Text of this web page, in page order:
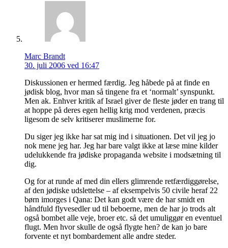
Marc Brandt
30. juli 2006 ved 16:47
Diskussionen er hermed færdig. Jeg håbede på at finde en
jødisk blog, hvor man så tingene fra et ‘normalt’ synspunkt.
Men ak. Enhver kritik af Israel giver de fleste jøder en trang til
at hoppe på deres egen hellig krig mod verdenen, præcis
ligesom de selv kritiserer muslimerne for.
Du siger jeg ikke har sat mig ind i situationen. Det vil jeg jo
nok mene jeg har. Jeg har bare valgt ikke at læse mine kilder
udelukkende fra jødiske propaganda website i modsætning til
dig.
Og for at runde af med din ellers glimrende retfærdiggørelse,
af den jødiske udslettelse – af eksempelvis 50 civile heraf 22
børn imorges i Qana: Det kan godt være de har smidt en
håndfuld flyvesedler ud til beboerne, men de har jo trods alt
også bombet alle veje, broer etc. så det umuliggør en eventuel
flugt. Men hvor skulle de også flygte hen? de kan jo bare
forvente et nyt bombardement alle andre steder.